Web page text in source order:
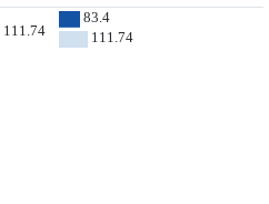
111.74
83.4
111.74